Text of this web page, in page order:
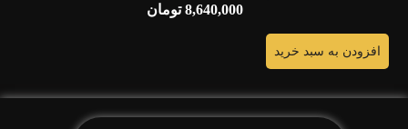
8,640,000 تومان
افزودن به سبد خرید